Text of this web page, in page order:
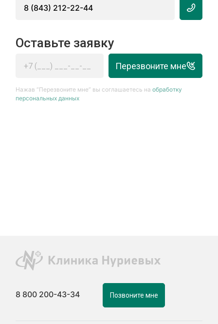
8 (843) 212-22-44
Оставьте заявку
Перезвоните мне
Нажав “Перезвоните мне” вы соглашаетесь наобработку
персональных данных
8 800 200-43-34 Позвоните мне